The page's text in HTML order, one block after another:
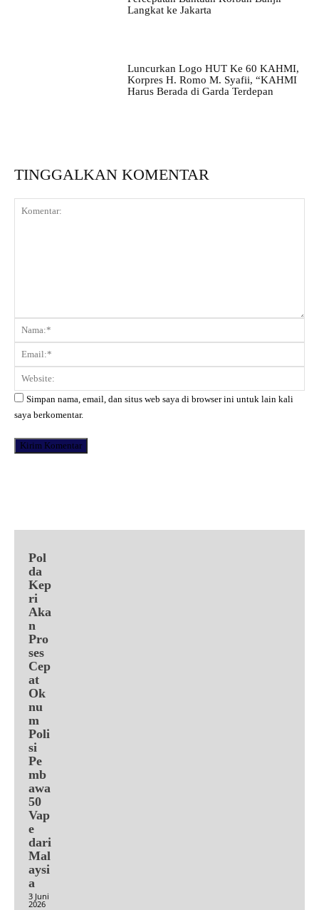
Langkat ke Jakarta
Luncurkan Logo HUT Ke 60 KAHMI,
Korpres H. Romo M. Syafii, “KAHMI
Harus Berada di Garda Terdepan
TINGGALKAN KOMENTAR
Komentar:
Simpan nama, email, dan situs web saya di browser ini untuk lain kali
saya berkomentar.
Pol
da
Kep
ri
Aka
n
Pro
ses
Cep
at
Ok
nu
m
Poli
si
Pe
mb
awa
50
Vap
e
dari
Mal
aysi
a
3 Juni
2026